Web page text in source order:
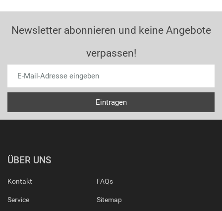
Newsletter abonnieren und keine Angebote
verpassen!
ÜBER UNS
Kontakt
Service
FAQs
Sitemap